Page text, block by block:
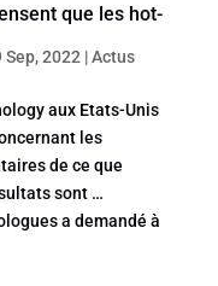
que les hot-
Sep, 2022 |Actus
aux Etats-Unis
les
de ce que
sont …
a demandé à